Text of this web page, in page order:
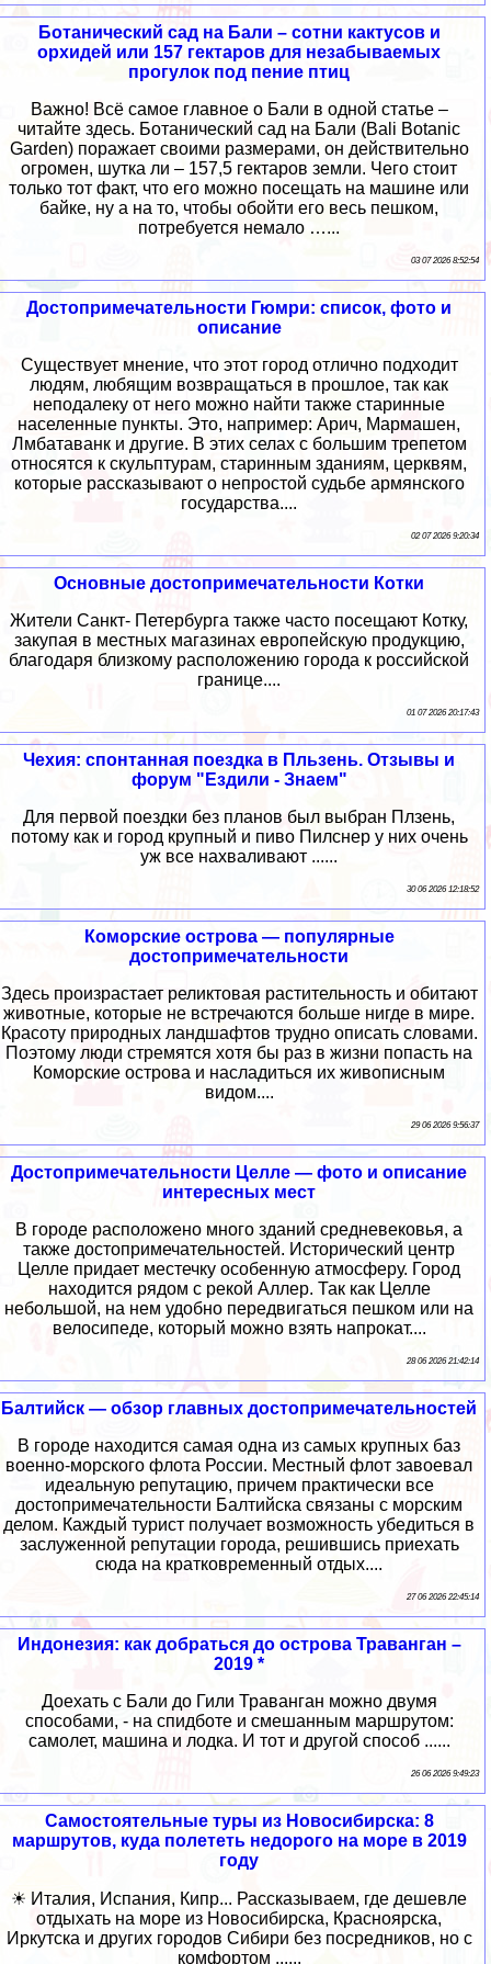
Ботанический сад на Бали – сотни кактусов и
орхидей или 157 гектаров для незабываемых
прогулок под пение птиц
Важно! Всё самое главное о Бали в одной статье –
читайте здесь. Ботанический сад на Бали (Bali Botanic
Garden) поражает своими размерами, он действительно
огромен, шутка ли – 157,5 гектаров земли. Чего стоит
только тот факт, что его можно посещать на машине или
байке, ну а на то, чтобы обойти его весь пешком,
потребуется немало …...
03 07 2026 8:52:54
Достопримечательности Гюмри: список, фото и
описание
Существует мнение, что этот город отлично подходит
людям, любящим возвращаться в прошлое, так как
неподалеку от него можно найти также старинные
населенные пункты. Это, например: Арич, Мармашен,
Лмбатаванк и другие. В этих селах с большим трепетом
относятся к скульптурам, старинным зданиям, церквям,
которые рассказывают о непростой судьбе армянского
государства....
02 07 2026 9:20:34
Основные достопримечательности Котки
Жители Санкт- Петербурга также часто посещают Котку,
закупая в местных магазинах европейскую продукцию,
благодаря близкому расположению города к российской
границе....
01 07 2026 20:17:43
Чехия: спонтанная поездка в Пльзень. Отзывы и
форум "Ездили - Знаем"
Для первой поездки без планов был выбран Плзень,
потому как и город крупный и пиво Пилснер у них очень
уж все нахваливают ......
30 06 2026 12:18:52
Коморские острова — популярные
достопримечательности
Здесь произрастает реликтовая растительность и обитают
животные, которые не встречаются больше нигде в мире.
Красоту природных ландшафтов трудно описать словами.
Поэтому люди стремятся хотя бы раз в жизни попасть на
Коморские острова и насладиться их живописным
видом....
29 06 2026 9:56:37
Достопримечательности Целле — фото и описание
интересных мест
В городе расположено много зданий средневековья, а
также достопримечательностей. Исторический центр
Целле придает местечку особенную атмосферу. Город
находится рядом с рекой Аллер. Так как Целле
небольшой, на нем удобно передвигаться пешком или на
велосипеде, который можно взять напрокат....
28 06 2026 21:42:14
Балтийск — обзор главных достопримечательностей
В городе находится самая одна из самых крупных баз
военно-морского флота России. Местный флот завоевал
идеальную репутацию, причем практически все
достопримечательности Балтийска связаны с морским
делом. Каждый турист получает возможность убедиться в
заслуженной репутации города, решившись приехать
сюда на кратковременный отдых....
27 06 2026 22:45:14
Индонезия: как добраться до острова Траванган –
2019 *
Доехать с Бали до Гили Траванган можно двумя
способами, - на спидботе и смешанным маршрутом:
самолет, машина и лодка. И тот и другой способ ......
26 06 2026 9:49:23
Самостоятельные туры из Новосибирска: 8
маршрутов, куда полететь недорого на море в 2019
году
☀ Италия, Испания, Кипр... Рассказываем, где дешевле
отдыхать на море из Новосибирска, Красноярска,
Иркутска и других городов Сибири без посредников, но с
комфортом ......